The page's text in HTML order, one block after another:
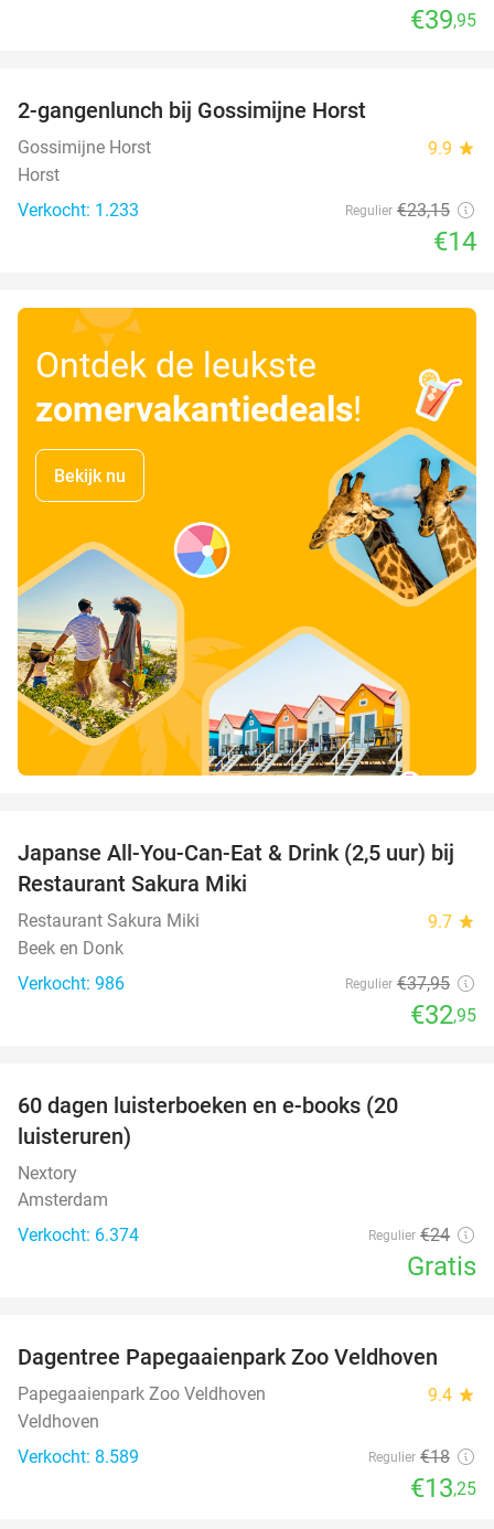
€39,95
2-gangenlunch bij Gossimijne Horst
Gossimijne Horst 9.9 star
Horst
Verkocht: 1.233
Regulier €23,15
€14
Ontdek de leukste
zomervakantiedeals!
Bekijk nu
13%
Japanse All-You-Can-Eat & Drink (2,5 uur) bij
Restaurant Sakura Miki
Restaurant Sakura Miki 9.7 star
Beek en Donk
Verkocht: 986
Regulier €37,95
€32,95
60 dagen luisterboeken en e-books (20
luisteruren)
Nextory
Amsterdam
Verkocht: 6.374
Regulier €24
Gratis
26%
Dagentree Papegaaienpark Zoo Veldhoven
Papegaaienpark Zoo Veldhoven 9.4 star
Veldhoven
Verkocht: 8.589
Regulier €18
€13,25